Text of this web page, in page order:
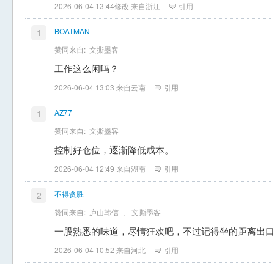
2026-06-04 13:44修改 来自浙江 引用
1
BOATMAN
赞同来自: 文撕墨客
工作这么闲吗？
2026-06-04 13:03 来自云南 引用
1
AZ77
赞同来自: 文撕墨客
控制好仓位，逐渐降低成本。
2026-06-04 12:49 来自湖南 引用
2
不得贪胜
赞同来自: 庐山韩信 文撕墨客
一股熟悉的味道，尽情狂欢吧，不过记得坐的距离出
2026-06-04 10:52 来自河北 引用